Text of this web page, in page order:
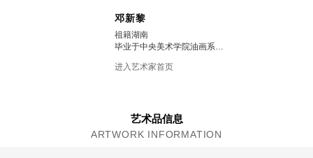
邓新黎
祖籍湖南
毕业于中央美术学院油画系
新西兰美术家协会理事
进入艺术家首页
艺术品信息
ARTWORK INFORMATION